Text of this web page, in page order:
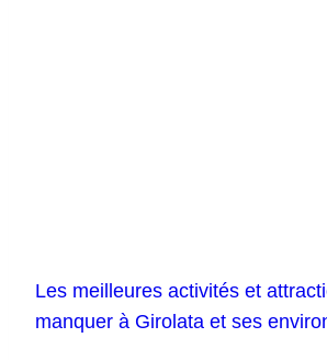
Les meilleures activités et
manquer à Girolata et ses